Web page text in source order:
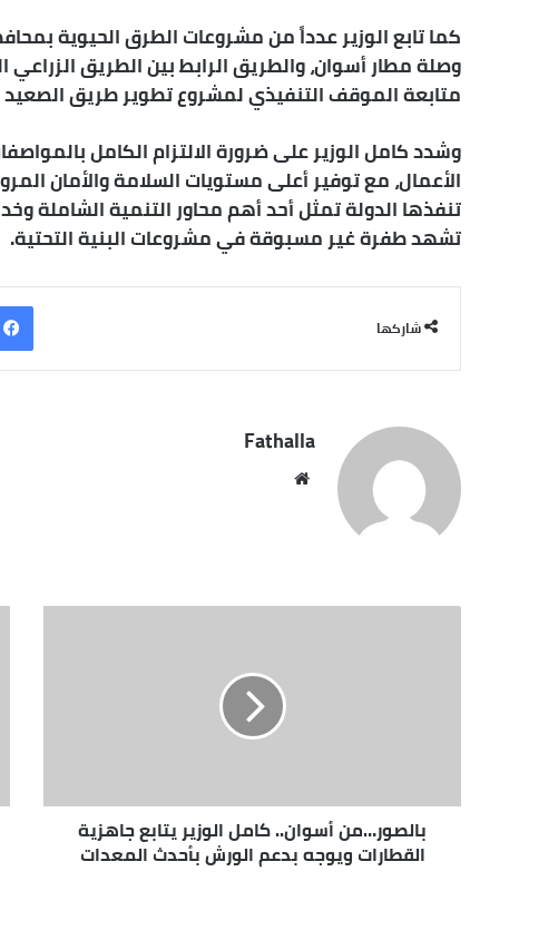
كما تابع الوزير عدداً من مشروعات الطرق الحيوية
وصلة مطار أسوان، والطريق الرابط بين الطريق
متابعة الموقف التنفيذي لمشروع تطوير طريق الصعيد الصحراوي
وشدد كامل الوزير على ضرورة الالتزام الكامل
الأعمال، مع توفير أعلى مستويات السلامة والأمان
تنفذها الدولة تمثل أحد أهم محاور التنمية الشاملة
تشهد طفرة غير مسبوقة في مشروعات البنية التحتية.
شاركها
Fathalla
بالصور…من أسوان.. كامل الوزير يتابع جاهزية
القطارات ويوجه بدعم الورش بأحدث المعدات